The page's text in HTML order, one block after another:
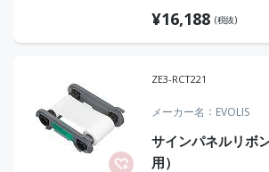
¥16,188 (税抜)
ZE3-RCT221
メーカー名 EVOLIS
サインパネルリボ
用）